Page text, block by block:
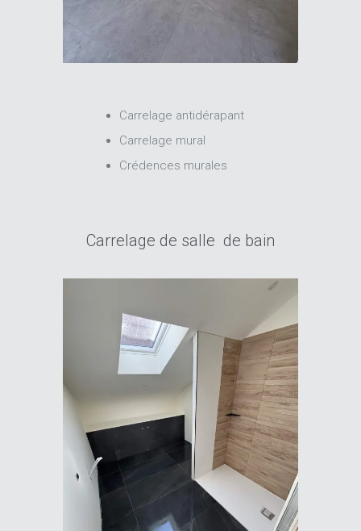
Carrelage antidérapant
Carrelage mural
Crédences murales
Carrelage de salle de bain